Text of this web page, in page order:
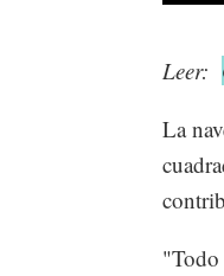
Leer:
La
"Todo